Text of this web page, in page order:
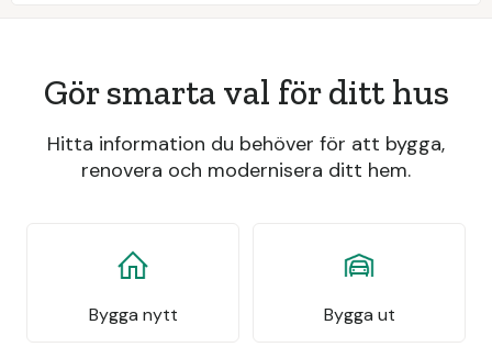
Gör smarta val för ditt hus
Hitta information du behöver för att bygga,
renovera och modernisera ditt hem.
Bygga nytt Bygga ut